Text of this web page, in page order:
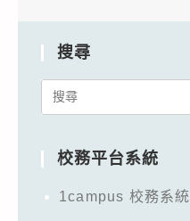
搜尋
Search
校務平台系統
1campus 校務系統